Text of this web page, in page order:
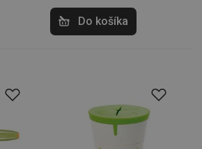
Do košíka
HAProxy
Technologies LLC
.clickonometrics.pl